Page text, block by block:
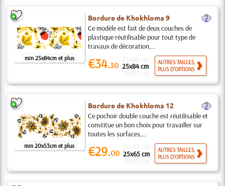
min 25x84cm et plus
Bordure de Khokhloma 9 b
Ce modèle est fait de deux couches de
plastique réutilisable pour tout type de
travaux de décoration,...
€34.30 25x84 cm
AUTRES TAILLES,
PLUS D'OPTIONS
min 20x53cm et plus
Bordure de Khokhloma 12 b
Ce pochoir double couche est réutilisable et
constitue un bon choix pour travailler sur
toutes les surfaces,...
€29.00 25x65 cm
AUTRES TAILLES,
PLUS D'OPTIONS